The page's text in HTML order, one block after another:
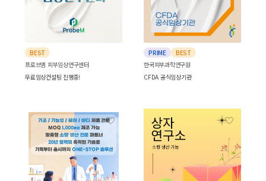
BEST
프로브엠 피부임상연구센터
무료임상컨설팅 진행중!
PRIME
BEST
한국피부과학연구원
CFDA 공식임상기관